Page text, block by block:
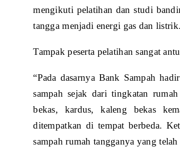
mengikuti pelatihan dan studi
tangga menjadi energi gas dan listrik.
Tampak peserta pelatihan sangat
“Pada dasarnya Bank Sampah
sampah sejak dari tingkatan
bekas, kardus, kaleng bekas
ditempatkan di tempat berbeda.
sampah rumah tangganya yang